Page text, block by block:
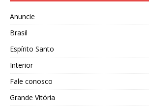
Anuncie
Brasil
Espírito Santo
Interior
Fale conosco
Grande Vitória